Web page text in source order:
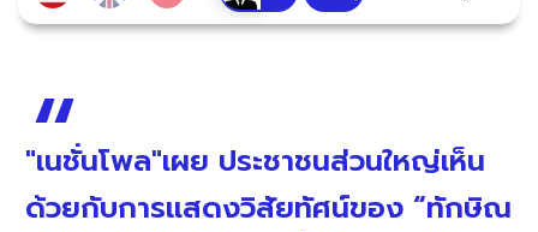
"เนชั่นโพล"เผย ประชาชนส่วนใหญ่เห็น
ด้วยกับการแสดงวิสัยทัศน์ของ “ทักษิณ